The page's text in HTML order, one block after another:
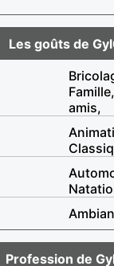
Les goûts de
amis,
Profession de